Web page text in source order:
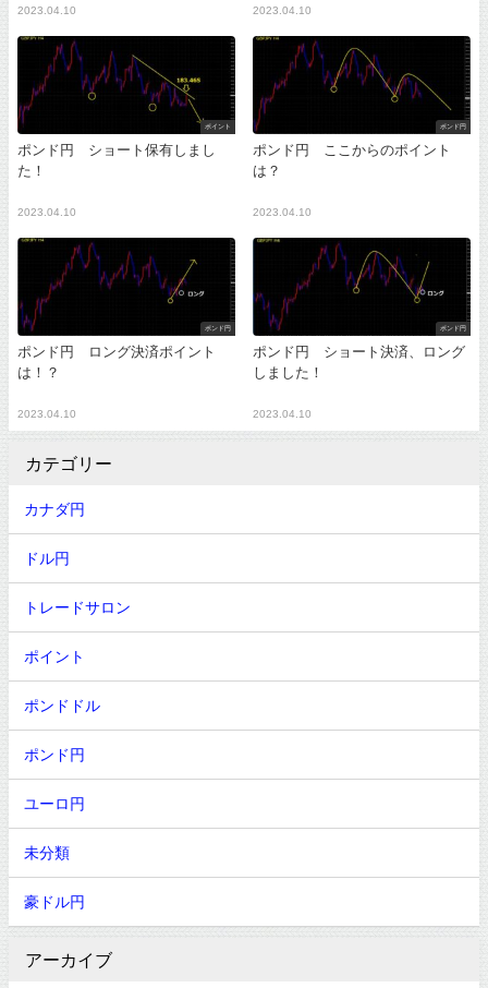
2023.04.10 2023.04.10
ポイント
ポンド円 ショート保有しまし
た！
2023.04.10
ポンド円
ポンド円 ここからのポイント
は？
2023.04.10
ポンド円
ポンド円 ロング決済ポイント
は！？
2023.04.10
ポンド円
ポンド円 ショート決済、ロング
しました！
2023.04.10
カテゴリー
カナダ円
ドル円
トレードサロン
ポイント
ポンドドル
ポンド円
ユーロ円
未分類
豪ドル円
アーカイブ